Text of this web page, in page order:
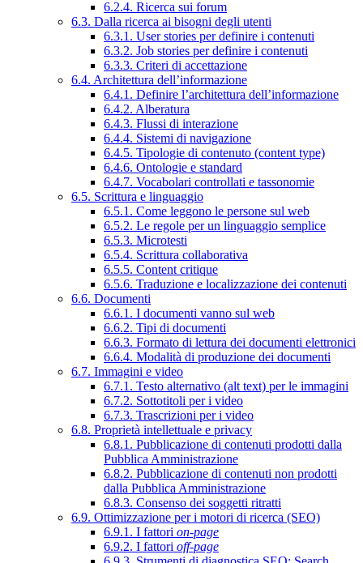
6.2.4. Ricerca sui forum
6.3. Dalla ricerca ai bisogni degli utenti
6.3.1. User stories per definire i contenuti
6.3.2. Job stories per definire i contenuti
6.3.3. Criteri di accettazione
6.4. Architettura dell’informazione
6.4.1. Definire l’architettura dell’informazione
6.4.2. Alberatura
6.4.3. Flussi di interazione
6.4.4. Sistemi di navigazione
6.4.5. Tipologie di contenuto (content type)
6.4.6. Ontologie e standard
6.4.7. Vocabolari controllati e tassonomie
6.5. Scrittura e linguaggio
6.5.1. Come leggono le persone sul web
6.5.2. Le regole per un linguaggio semplice
6.5.3. Microtesti
6.5.4. Scrittura collaborativa
6.5.5. Content critique
6.5.6. Traduzione e localizzazione dei contenuti
6.6. Documenti
6.6.1. I documenti vanno sul web
6.6.2. Tipi di documenti
6.6.3. Formato di lettura dei documenti elettronici
6.6.4. Modalità di produzione dei documenti
6.7. Immagini e video
6.7.1. Testo alternativo (alt text) per le immagini
6.7.2. Sottotitoli per i video
6.7.3. Trascrizioni per i video
6.8. Proprietà intellettuale e privacy
6.8.1. Pubblicazione di contenuti prodotti dalla
Pubblica Amministrazione
6.8.2. Pubblicazione di contenuti non prodotti
dalla Pubblica Amministrazione
6.8.3. Consenso dei soggetti ritratti
6.9. Ottimizzazione per i motori di ricerca (SEO)
6.9.1. I fattori on-page
6.9.2. I fattori off-page